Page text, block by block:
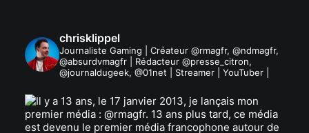
chrisklippel
Journaliste Gaming | Créateur @rmagfr, @ndmagfr,
@absurdvmagfr | Rédacteur @presse_citron,
@journaldugeek, @01net | Streamer | YouTuber |